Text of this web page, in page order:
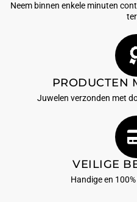
Neem binnen enkele minuten
PRODUCTEN
Juwelen verzonden met
VEILIGE
Handige en